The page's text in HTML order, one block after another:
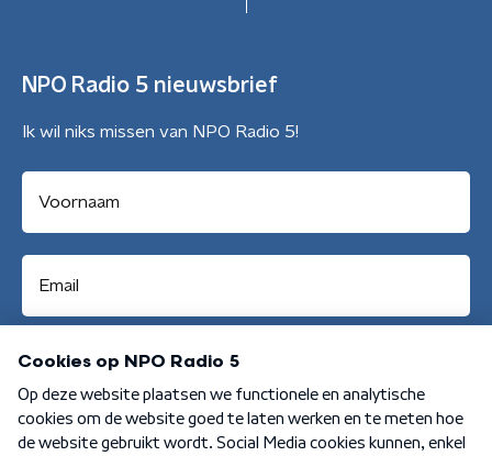
NPO Radio 5 nieuwsbrief
Ik wil niks missen van NPO Radio 5!
Aanmelden